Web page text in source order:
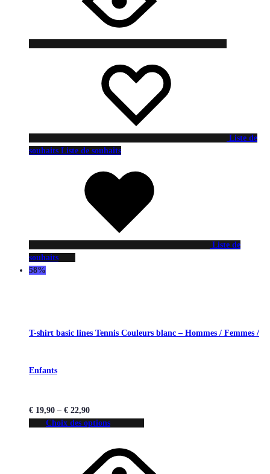
Liste de
souhaits Liste de souhaits
Liste de
souhaits
58%
T-shirt basic lines Tennis Couleurs blanc – Hommes / Femmes /
Enfants
€ 19,90 – € 22,90
Choix des options